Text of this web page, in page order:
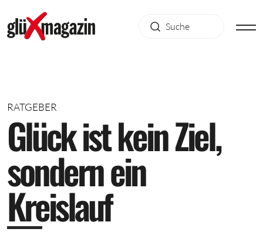
RATGEBER
GlückistkeinZiel,
sondernein
Kreislauf